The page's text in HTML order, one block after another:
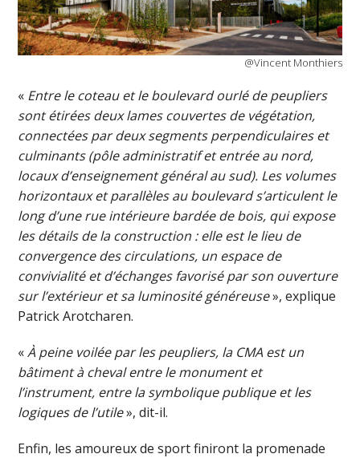
@Vincent Monthiers
« Entre le coteau et le boulevard ourlé de peupliers
sont étirées deux lames couvertes de végétation,
connectées par deux segments perpendiculaires et
culminants (pôle administratif et entrée au nord,
locaux d’enseignement général au sud). Les volumes
horizontaux et parallèles au boulevard s’articulent le
long d’une rue intérieure bardée de bois, qui expose
les détails de la construction : elle est le lieu de
convergence des circulations, un espace de
convivialité et d’échanges favorisé par son ouverture
sur l’extérieur et sa luminosité généreuse», explique
Patrick Arotcharen.
«À peine voilée par les peupliers, la CMA est un
bâtiment à cheval entre le monument et
l’instrument, entre la symbolique publique et les
logiques de l’utile», dit-il.
Enfin, les amoureux de sport finiront la promenade